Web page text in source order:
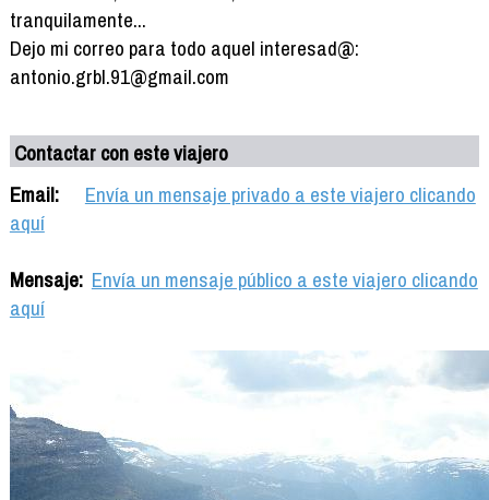
tranquilamente...
Dejo mi correo para todo aquel interesad@:
antonio.grbl.91@gmail.com
Contactar con este viajero
Email:
Envía un mensaje privado a este viajero clicando
aquí
Mensaje: Envía un mensaje público a este viajero clicando
aquí